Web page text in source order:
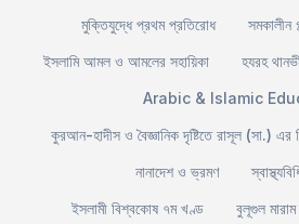
মুক্তিযুদ্ধে প্রথম প্রতিরোধ
সমকালীন
ইসলামি আমল ও আমলের সহায়িকা
হযরহ
Arabic & Islamic
কুরআন-হাদীস ও বৈজ্ঞানিক দৃষ্টিতে রাসূল (সা.) এর
নানাদেশ ও ভ্রমণ
ইসলামী বিশ্বকোষ ৭ম খণ্ড
বুলূগুল